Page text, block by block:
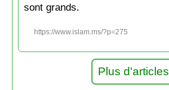
sont grands.
https://www.islam.ms/?p=275
Plus d'articles